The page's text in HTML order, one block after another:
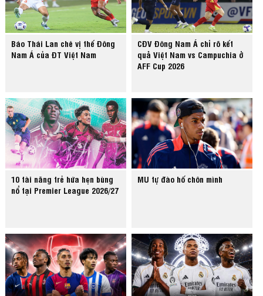
Báo Thái Lan chê vị thế Đông
Nam Á của ĐT Việt Nam
CĐV Đông Nam Á chỉ rõ kết
quả Việt Nam vs Campuchia ở
AFF Cup 2026
10 tài năng trẻ hứa hẹn bùng
nổ tại Premier League 2026/27
MU tự đào hố chôn mình